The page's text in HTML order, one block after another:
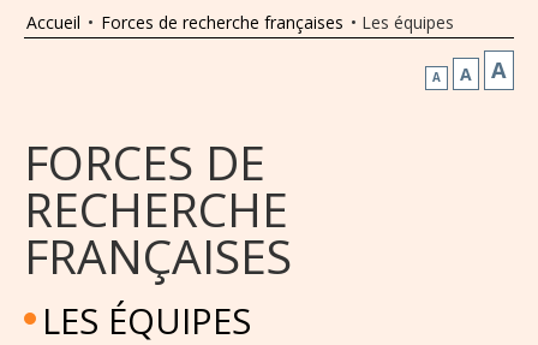
Accueil • Forces de recherche françaises • Les équipes
A A A
FORCES DE
RECHERCHE
FRANÇAISES
LES ÉQUIPES